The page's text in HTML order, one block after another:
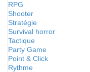
RPG
Shooter
Stratégie
Survival horror
Tactique
Party Game
Point & Click
Rythme